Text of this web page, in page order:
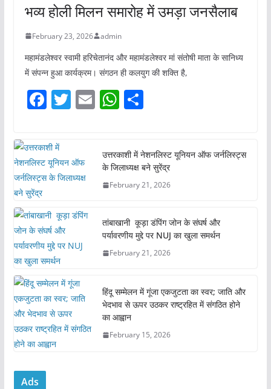
भव्य होली मिलन समारोह में उमड़ा जनसैलाब
February 23, 2026 admin
महामंडलेश्वर स्वामी हरिचेतानंद और महामंडलेश्वर मां संतोषी माता के सानिध्य
में संपन्न हुआ कार्यक्रम। संगठन ही कलयुग की शक्ति है,
F
c
e
b
o
k
T
er
E W
s
A
p
p
S
e
उत्तरकाशी में नेशनलिस्ट यूनियन ऑफ जर्नलिस्ट्स
के जिलाध्यक्ष बने सुरेंद्र
February 21, 2026
तांबाखानी कूड़ा डंपिंग जोन के संघर्ष और
पर्यावरणीय मुद्दे पर NUJ का खुला समर्थन
February 21, 2026
हिंदू सम्मेलन में गूंजा एकजुटता का स्वर; जाति और
भेदभाव से ऊपर उठकर राष्ट्रहित में संगठित होने
का आह्वान
February 15, 2026
Ads